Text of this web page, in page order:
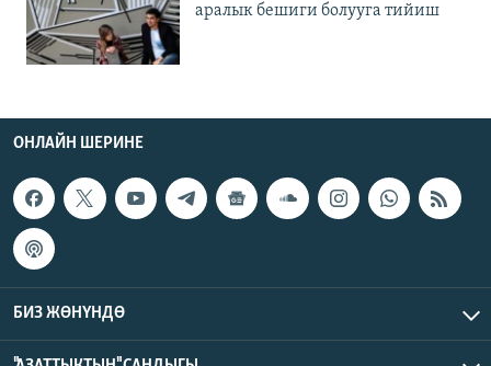
аралык бешиги болууга тийиш
ОНЛАЙН ШЕРИНЕ
БИЗ ЖӨНҮНДӨ